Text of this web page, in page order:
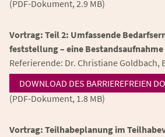
(PDF-Dokument, 2.9 MB)
Vortrag: Teil 2: Umfassende
feststellung – eine Bestandsaufnahme
Referierende: Dr. Christiane Goldbach,
DOWNLOAD DES BARRIEREFREIEN
(PDF-Dokument, 1.8 MB)
Vortrag: Teilhabeplanung im